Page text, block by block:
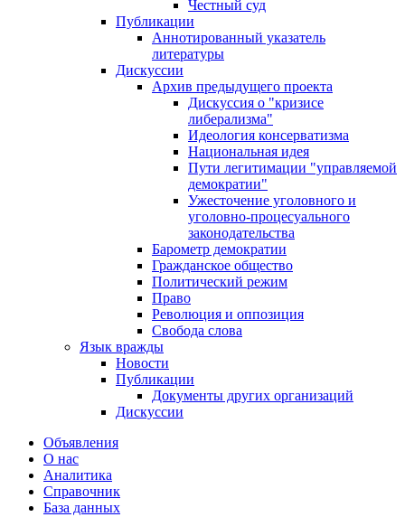
Честный суд
Публикации
Аннотированный указатель
литературы
Дискуссии
Архив предыдущего проекта
Дискуссия о "кризисе
либерализма"
Идеология консерватизма
Национальная идея
Пути легитимации "управляемой
демократии"
Ужесточение уголовного и
уголовно-процесуального
законодательства
Барометр демократии
Гражданское общество
Политический режим
Право
Революция и оппозиция
Свобода слова
Язык вражды
Новости
Публикации
Документы других организаций
Дискуссии
Объявления
О нас
Аналитика
Справочник
База данных